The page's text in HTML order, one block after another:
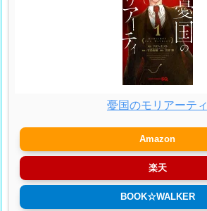
憂国のモリアーティ
Amazon
楽天
BOOK☆WALKER